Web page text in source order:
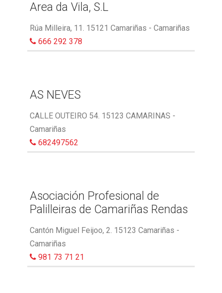
Area da Vila, S.L
Rúa Milleira, 11. 15121 Camariñas - Camariñas
666 292 378
AS NEVES
CALLE OUTEIRO 54. 15123 CAMARINAS -
Camariñas
682497562
Asociación Profesional de
Palilleiras de Camariñas Rendas
Cantón Miguel Feijoo, 2. 15123 Camariñas -
Camariñas
981 73 71 21